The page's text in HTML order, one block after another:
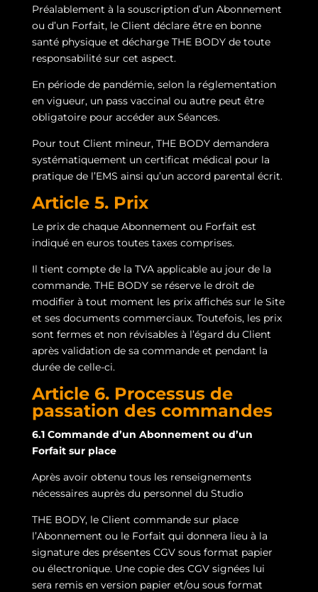
Préalablement à la souscription d’un Abonnement
ou d’un Forfait, le Client déclare être en bonne
santé physique et décharge THE BODY de toute
responsabilité sur cet aspect.
En période de pandémie, selon la réglementation
en vigueur, un pass vaccinal ou autre peut être
obligatoire pour accéder aux Séances.
Pour tout Client mineur, THE BODY demandera
systématiquement un certificat médical pour la
pratique de l’EMS ainsi qu’un accord parental écrit.
Article 5. Prix
Le prix de chaque Abonnement ou Forfait est
indiqué en euros toutes taxes comprises.
Il tient compte de la TVA applicable au jour de la
commande. THE BODY se réserve le droit de
modifier à tout moment les prix affichés sur le Site
et ses documents commerciaux. Toutefois, les prix
sont fermes et non révisables à l’égard du Client
après validation de sa commande et pendant la
durée de celle-ci.
Article 6. Processus de
passation des commandes
6.1 Commande d’un Abonnement ou d’un
Forfait sur place
Après avoir obtenu tous les renseignements
nécessaires auprès du personnel du Studio
THE BODY, le Client commande sur place
l’Abonnement ou le Forfait qui donnera lieu à la
signature des présentes CGV sous format papier
ou électronique. Une copie des CGV signées lui
sera remis en version papier et/ou sous format